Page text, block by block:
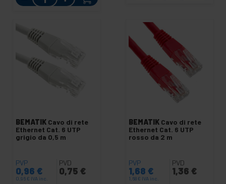
BEMATIK Cavo di rete
Ethernet Cat. 6 UTP
grigio da 0,5 m
PVP
0,96 €
0,96 € IVA inc.
PVD
0,75 €
BEMATIK Cavo di rete
Ethernet Cat. 6 UTP
rosso da 2 m
PVP
1,68 €
1,68 € IVA inc.
PVD
1,36 €